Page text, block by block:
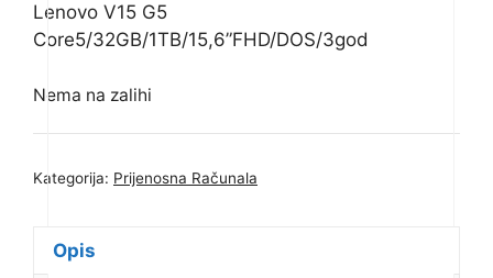
Lenovo V15 G5
Core5/32GB/1TB/15,6”FHD/DOS/3god
Nema na zalihi
Kategorija: Prijenosna Računala
Opis